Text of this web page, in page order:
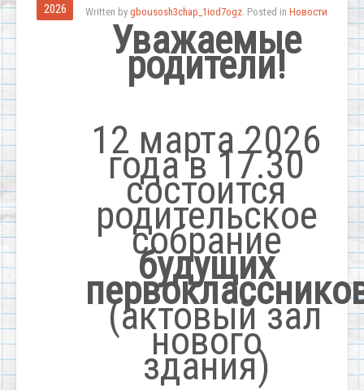
2026 Written by gbousosh3chap_1iod7ogz . Posted in Новости
Уважаемые
родители!
12 марта 2026
года в 17.30
состоится
родительское
собрание
будущих
(актовый зал
нового
здания)